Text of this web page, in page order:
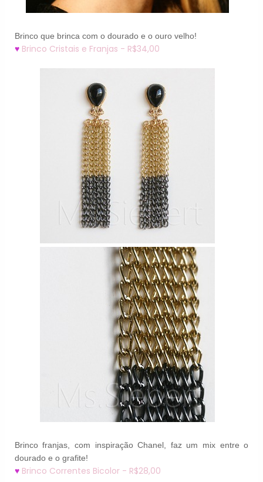
Brinco que brinca com o dourado e o ouro velho!
♥ Brinco Cristais e Franjas - R$34,00
Brinco franjas, com inspiração Chanel, faz um mix entre o
dourado e o grafite!
♥ Brinco Correntes Bicolor - R$28,00